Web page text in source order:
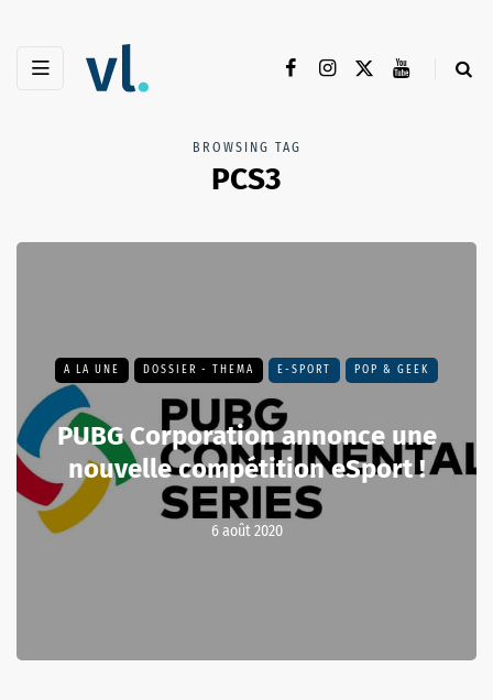
BROWSING TAG
PCS3
A LA UNE DOSSIER - THEMA E-SPORT POP & GEEK
PUBG Corporation annonce une
nouvelle compétition eSport !
6 août 2020